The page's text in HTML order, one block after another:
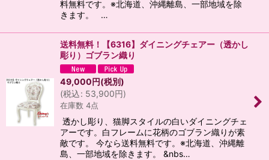
料無料です。※北海道、沖縄離島、一部地域を除
きます。 …
送料無料！【6316】ダイニングチェアー（透かし
彫り）ゴブラン織り
49,000円(税別)
(税込: 53,900円)
在庫数 4点
透かし彫り、猫脚スタイルの白いダイニングチェ
アーです。白フレームに花柄のゴブラン織りが素
敵です。 今なら送料無料です。※北海道、沖縄離
島、一部地域を除きます。 &nbs…